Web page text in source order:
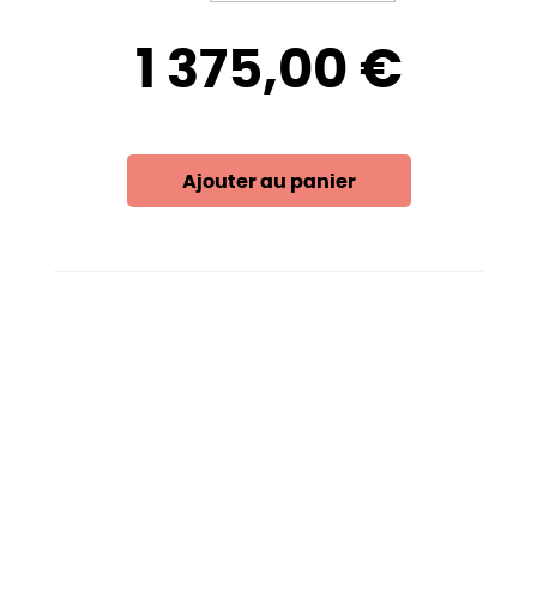
1 375,00 €
Ajouter au panier